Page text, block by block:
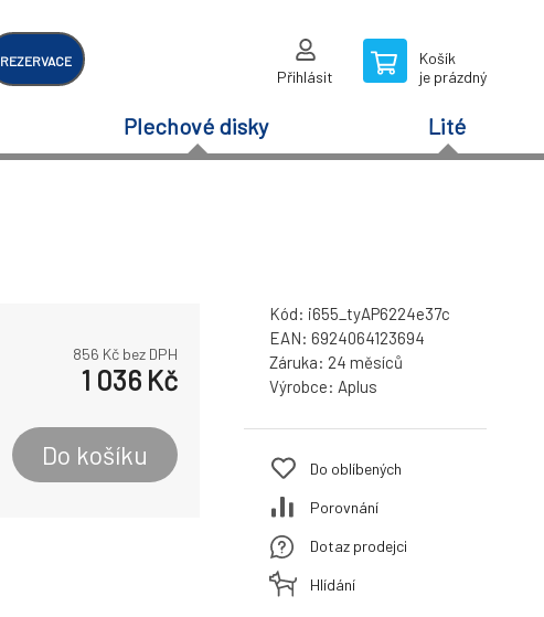
REZERVACE
Přihlásit
Košík
je prázdný
Plechové disky Lité
856 Kč bez DPH
1 036 Kč
Do košíku
Kód: i655_tyAP6224e37c
EAN: 6924064123694
Záruka: 24 měsíců
Výrobce: Aplus
Do oblíbených
Porovnání
Dotaz prodejci
Hlídání